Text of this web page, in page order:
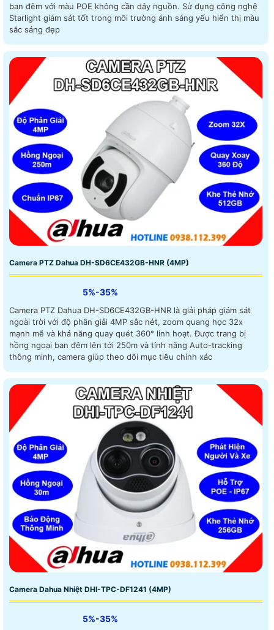
ban đêm với màu POE không cần dây nguồn. Sử dụng công nghệ
Starlight giám sát tốt trong môi trường ánh sáng yếu hiển thị màu
sắc sáng đẹp
Camera PTZ Dahua DH-SD6CE432GB-HNR (4MP)
5%-35%
Camera PTZ Dahua DH-SD6CE432GB-HNR là giải pháp giám sát
ngoài trời với độ phân giải 4MP sắc nét, zoom quang học 32x
mạnh mẽ và khả năng quay quét 360° linh hoạt. Được trang bị
hồng ngoại ban đêm lên tới 250m và tính năng Auto-tracking
thông minh, camera giúp theo dõi mục tiêu chính xác
Camera Dahua Nhiệt DHI-TPC-DF1241 (4MP)
5%-35%